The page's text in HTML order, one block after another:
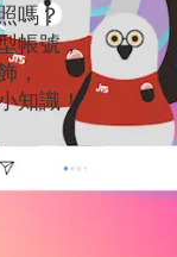
嗎？
帳號，
，
知識！